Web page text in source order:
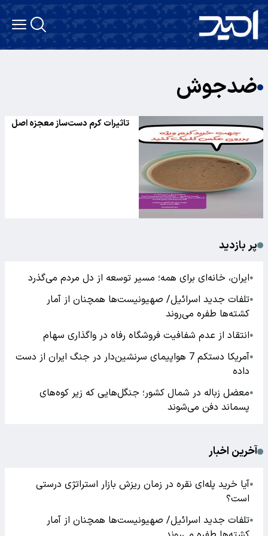
ضدجوش
تاثیرات کرم دست‌ساز معجزه اصل
پر بازدید
●ایران، خانه‌ای برای همه؛ مسیر توسعه از دل مردم می‌گذرد
●تلفات جدید اسرائیل/ صهیونیست‌ها همچنان از آمار
کشته‌ها طفره می‌روند
●انتقاد از عدم شفافیت فروشگاه رفاه در واگذاری سهام
●
آمریکا دستکم 7 هواپیمای سرنشین‌دار در جنگ ایران از دست
داده
●معضل زباله در شمال کشور؛ جنگل‌هایی که زیر کوه‌های
پسماند دفن می‌شوند
آخرین اخبار
●آیا خرید پله‌ای نقره در زمان ریزش بازار استراتژی درستی
است؟
●تلفات جدید اسرائیل/ صهیونیست‌ها همچنان از آمار